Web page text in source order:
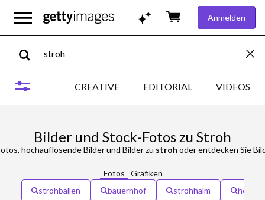
Anmelden
CREATIVE EDITORIAL VIDEOS
Bilder und Stock-Fotos zu Stroh
hochauflösende Bilder und Bilder zu stroh oder entdecken Sie
Fotos
Grafiken
strohballen
bauernhof strohhalm holz